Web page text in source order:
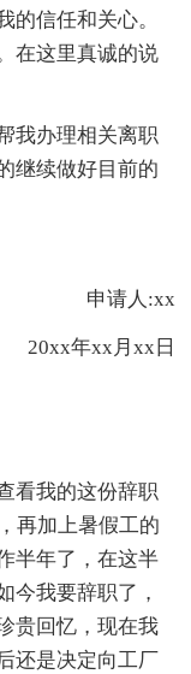
的信任和关心。
在这里真诚的说
我办理相关离职
继续做好目前的
申请人:xx
年xx月xx日
看我的这份辞职
再加上暑假工的
半年了，在这半
今我要辞职了，
贵回忆，现在我
还是决定向工厂